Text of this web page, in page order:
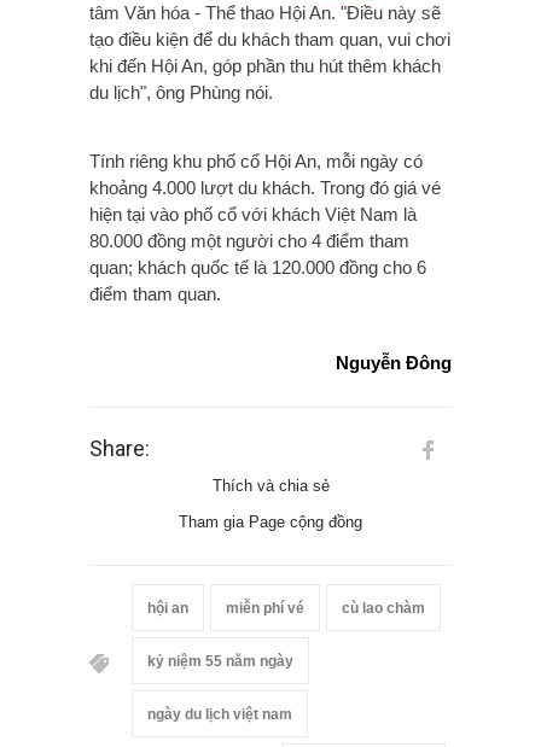
tâm Văn hóa - Thể thao Hội An. "Điều này sẽ
tạo điều kiện để du khách tham quan, vui chơi
khi đến Hội An, góp phần thu hút thêm khách
du lịch", ông Phùng nói.
Tính riêng khu phố cổ Hội An, mỗi ngày có
khoảng 4.000 lượt du khách. Trong đó giá vé
hiện tại vào phố cổ với khách Việt Nam là
80.000 đồng một người cho 4 điểm tham
quan; khách quốc tế là 120.000 đồng cho 6
điểm tham quan.
Nguyễn Đông
Share:
Thích và chia sẻ
Tham gia Page cộng đồng
hội an miễn phí vé cù lao chàm
kỷ niệm 55 năm ngày
ngày du lịch việt nam